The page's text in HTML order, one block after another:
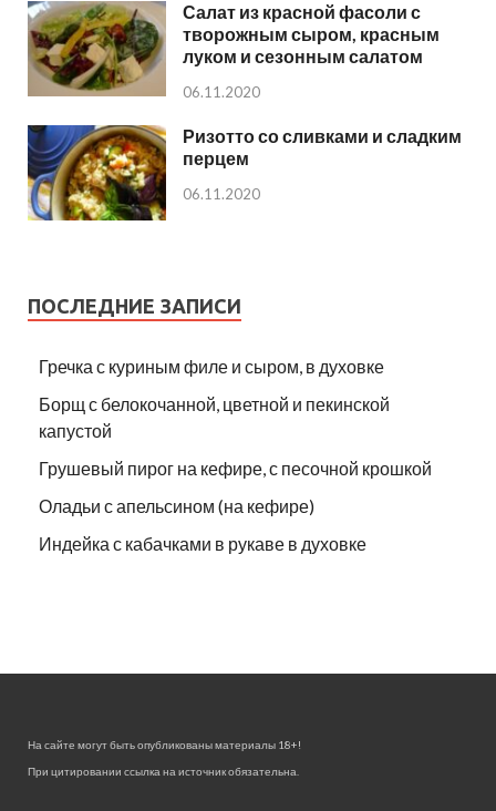
Салат из красной фасоли с
творожным сыром, красным
луком и сезонным салатом
06.11.2020
Ризотто со сливками и сладким
перцем
06.11.2020
ПОСЛЕДНИЕ ЗАПИСИ
Гречка с куриным филе и сыром, в духовке
Борщ с белокочанной, цветной и пекинской
капустой
Грушевый пирог на кефире, с песочной крошкой
Оладьи с апельсином (на кефире)
Индейка с кабачками в рукаве в духовке
На сайте могут быть опубликованы материалы 18+!
При цитировании ссылка на источник обязательна.